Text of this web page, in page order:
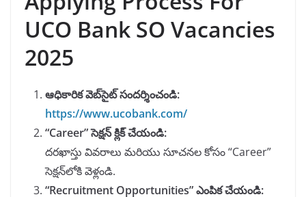
UCO Bank SO Vacancies
2025
ఆధికారిక వెబ్‌సైట్ సందర్శించండి:
https://www.ucobank.com/
“Career” సెక్షన్ క్లిక్ చేయండి:
దరఖాస్తు వివరాలు మరియు సూచనల కోసం “Career”
సెక్షన్‌లోకి వెళ్లండి.
“Recruitment Opportunities” ఎంపిక చేయండి: